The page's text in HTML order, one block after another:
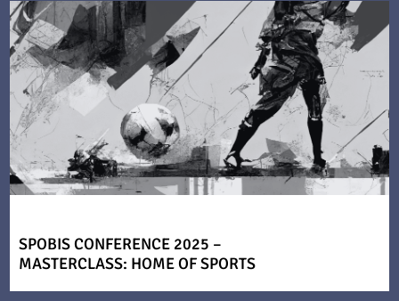
SPOBIS CONFERENCE 2025 –
MASTERCLASS: HOME OF SPORTS